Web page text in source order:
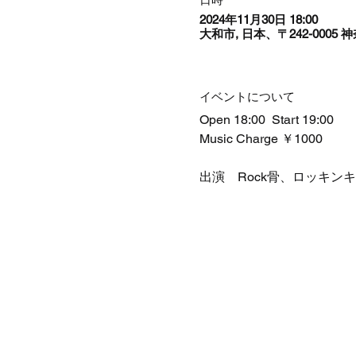
2024年11月30日 18:00
大和市, 日本、〒242-0005
イベントについて
Open 18:00  Start 19:00
Music Charge ￥1000
出演　Rock骨、ロッキン